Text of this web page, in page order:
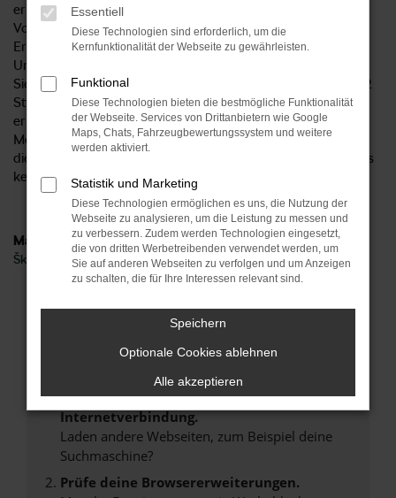
erhalten Sie Škoda Kodiaq Neuwagen entsprechend Ihrer
Vorstellungen und profitieren von unserer umfangreichen
Erfahrung im Verkauf von Autos. Wussten Sie, dass unser
Unternehmen bereits seit 1954 existiert? Mittlerweile finden
Sie uns an sechs Standorten im Zentrum Deutschlands und 2
Standorte in Norddeutschland und damit ideal aus Bielefeld
erreichbar. Gerne beraten wir Sie hinsichtlich all Ihrer
Möglichkeit und sprechen mit Ihnen über die vielen Vorteile,
die ein Škoda Kodiaq Neuwagen bietet. Höchste Zeit, um uns
kennen zu lernen.
Marken
Škoda
Fehler: Network Error
Beim Laden ist ein Fehler aufgetreten.
Hier sind ein paar Tipps, die dir helfen können:
Überprüfe deine Firewall und deine
Internetverbindung.
Laden andere Webseiten, zum Beispiel deine
Suchmaschine?
Prüfe deine Browsererweiterungen.
Essentiell
Diese Technologien sind erforderlich, um die
Kernfunktionalität der Webseite zu gewährleisten.
Funktional
Diese Technologien bieten die bestmögliche Funktionalität
der Webseite. Services von Drittanbietern wie Google
Maps, Chats, Fahrzeugbewertungssystem und weitere
werden aktiviert.
Statistik und Marketing
Diese Technologien ermöglichen es uns, die Nutzung der
Webseite zu analysieren, um die Leistung zu messen und
zu verbessern. Zudem werden Technologien eingesetzt,
die von dritten Werbetreibenden verwendet werden, um
Sie auf anderen Webseiten zu verfolgen und um Anzeigen
zu schalten, die für Ihre Interessen relevant sind.
Speichern
Optionale Cookies ablehnen
Alle akzeptieren